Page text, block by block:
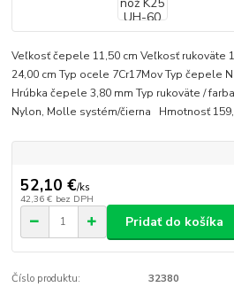
Veľkosť čepele 11,50 cm Veľkosť rukoväte
24,00 cm Typ ocele 7Cr17Mov Typ čepele
Hrúbka čepele 3,80 mm Typ rukoväte /
Nylon, Molle systém/čierna Hmotnosť
52,10 €/ks
42,36 € bez DPH
Pridať do košíka
Číslo produktu: 32380